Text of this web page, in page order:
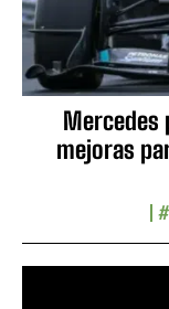
Mercedes
mejoras